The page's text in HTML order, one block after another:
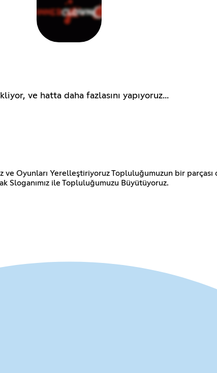
ve hatta daha fazlasını yapıyoruz...
Oyunları Yerelleştiriyoruz Topluluğumuzun bir parçası
Sloganımız ile Topluluğumuzu Büyütüyoruz.